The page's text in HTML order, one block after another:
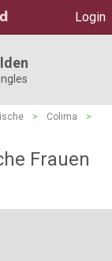
Login
> Colima
>
Frauen